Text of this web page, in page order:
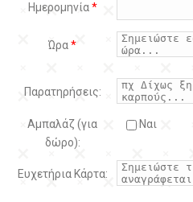
Ημερομηνία*
Ώρα*
Παρατηρήσεις:
Αμπαλάζ (για
δώρο):
Ναι
Ευχετήρια Κάρτα: